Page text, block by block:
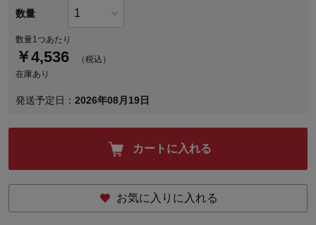
数量
数量1つあたり
￥4,536
（税込）
在庫あり
発送予定日： 2026年08月19日
カートに入れる
お気に入りに入れる